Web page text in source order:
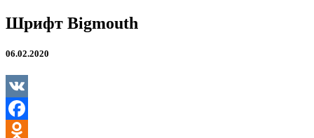
Шрифт
Bigmouth
Шрифт Bigmouth
06.02.2020
VK
Facebook